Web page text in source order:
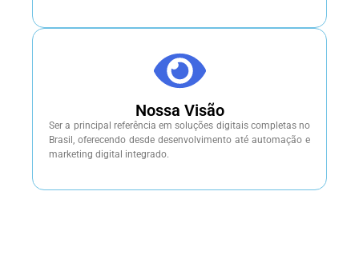
Nossa Visão
Ser a principal referência em soluções digitais completas no
Brasil, oferecendo desde desenvolvimento até automação e
marketing digital integrado.